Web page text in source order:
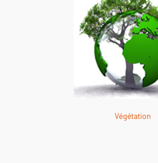
Végétation